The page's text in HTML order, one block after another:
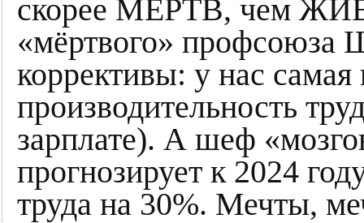
скорее МЁРТВ, чем
«мёртвого» профсоюза
коррективы: у нас
производительность
зарплате). А шеф
прогнозирует к 2024
труда на 30%. Мечты,